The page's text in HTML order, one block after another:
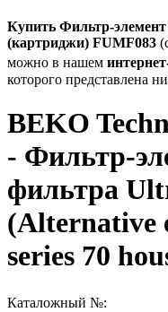
Купить Фильтр-
(картриджи) FUMF083
можно в нашем
которого представлена
BEKO
- Фильтр-
фильтра
(Alternative
series 70
Каталожный №: